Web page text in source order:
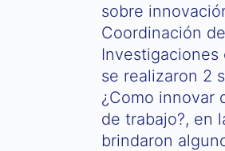
sobre
Coordinación de
Investigaciones
se realizaron 2
¿Como innovar
de trabajo?, en
brindaron